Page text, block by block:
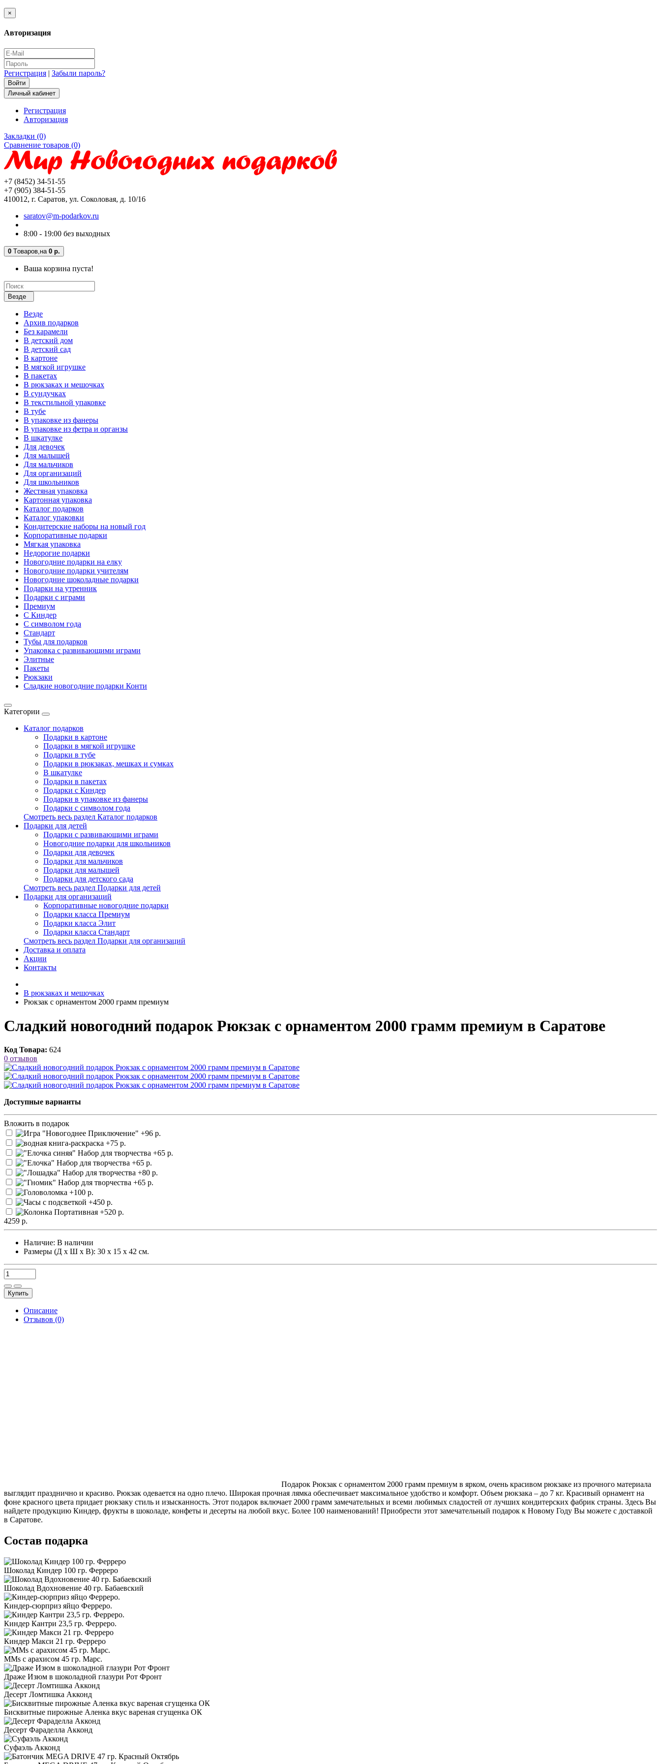
×
Авторизация
Регистрация | Забыли пароль?
Личный кабинет
Регистрация
Авторизация
Закладки (0)
Сравнение товаров (0)
+7 (8452) 34-51-55
+7 (905) 384-51-55
410012, г. Саратов, ул. Соколовая, д. 10/16
saratov@m-podarkov.ru
8:00 - 19:00 без выходных
0 Tоваров, на 0 р.
Ваша корзина пуста!
Везде
Везде
Архив подарков
Без карамели
В детский дом
В детский сад
В картоне
В мягкой игрушке
В пакетах
В рюкзаках и мешочках
В сундучках
В текстильной упаковке
В тубе
В упаковке из фанеры
В упаковке из фетра и органзы
В шкатулке
Для девочек
Для малышей
Для мальчиков
Для организаций
Для школьников
Жестяная упаковка
Картонная упаковка
Каталог подарков
Каталог упаковки
Кондитерские наборы на новый год
Корпоративные подарки
Мягкая упаковка
Недорогие подарки
Новогодние подарки на елку
Новогодние подарки учителям
Новогодние шоколадные подарки
Подарки на утренник
Подарки с играми
Премиум
С Киндер
С символом года
Стандарт
Тубы для подарков
Упаковка с развивающими играми
Элитные
Пакеты
Рюкзаки
Сладкие новогодние подарки Конти
Категории
Каталог подарков
Подарки в картоне
Подарки в мягкой игрушке
Подарки в тубе
Подарки в рюкзаках, мешках и сумках
В шкатулке
Подарки в пакетах
Подарки с Киндер
Подарки в упаковке из фанеры
Подарки с символом года
Смотреть весь раздел Каталог подарков
Подарки для детей
Подарки с развивающими играми
Новогодние подарки для школьников
Подарки для девочек
Подарки для мальчиков
Подарки для малышей
Подарки для детского сада
Смотреть весь раздел Подарки для детей
Подарки для организаций
Корпоративные новогодние подарки
Подарки класса Премиум
Подарки класса Элит
Подарки класса Стандарт
Смотреть весь раздел Подарки для организаций
Доставка и оплата
Акции
Контакты
В рюкзаках и мешочках
Рюкзак с орнаментом 2000 грамм премиум
Сладкий новогодний подарок Рюкзак с орнаментом 2000 грамм премиум в Саратове
Код Товара: 624
0 отзывов
Доступные варианты
Вложить в подарок
4259 р.
Наличие: В наличии
Размеры (Д х Ш х В): 30 х 15 х 42 см.
Купить
Описание
Отзывов (0)
Подарок Рюкзак с орнаментом 2000 грамм премиум в ярком, очень красивом рюкзаке из прочного материала
выглядит празднично и красиво. Рюкзак одевается на одно плечо. Широкая прочная лямка обеспечивает максимальное удобство и комфорт. Объем рюкзака – до 7 кг. Красивый орнамент на
фоне красного цвета придает рюкзаку стиль и изысканность. Этот подарок включает 2000 грамм замечательных и всеми любимых сладостей от лучших кондитерских фабрик страны. Здесь Вы
найдете продукцию Киндер, фрукты в шоколаде, конфеты и десерты на любой вкус. Более 100 наименований! Приобрести этот замечательный подарок к Новому Году Вы можете с доставкой
в Саратове.
Состав подарка
Шоколад Киндер 100 гр. Ферреро
Шоколад Вдохновение 40 гр. Бабаевский
Киндер-сюрприз яйцо Ферреро.
Киндер Кантри 23,5 гр. Ферреро.
Киндер Макси 21 гр. Ферреро
MMs с арахисом 45 гр. Марс.
Драже Изюм в шоколадной глазури Рот Фронт
Десерт Ломтишка Акконд
Бисквитные пирожные Аленка вкус вареная сгущенка ОК
Десерт Фараделла Акконд
Суфаэль Акконд